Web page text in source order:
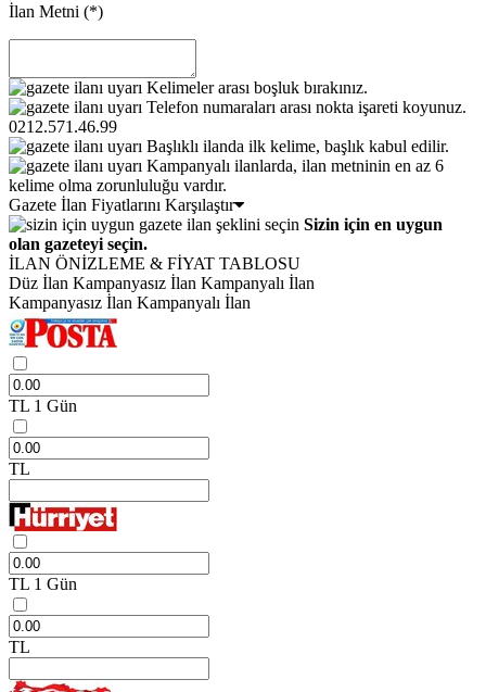
İlan Metni (*)
Kelimeler arası boşluk bırakınız.
Telefon numaraları arası nokta işareti koyunuz.
0212.571.46.99
Başlıklı ilanda ilk kelime, başlık kabul edilir.
Kampanyalı ilanlarda, ilan metninin en az 6
kelime olma zorunluluğu vardır.
Gazete İlan Fiyatlarını Karşılaştır
Sizin için en uygun
olan gazeteyi seçin.
İLAN ÖNİZLEME & FİYAT TABLOSU
Düz İlan Kampanyasız İlan Kampanyalı İlan
Kampanyasız İlan Kampanyalı İlan
TL 1 Gün
TL
TL 1 Gün
TL